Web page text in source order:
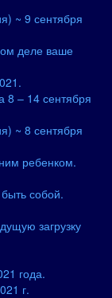
~ 9 сентября
деле ваше
8 – 14 сентября
~ 8 сентября
ребенком.
собой.
загрузку
года.
г.